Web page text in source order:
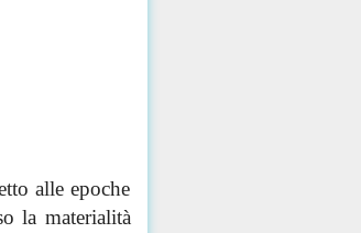
alle epoche
la materialità